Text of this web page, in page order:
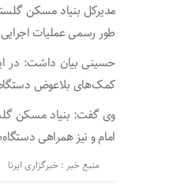
مدیرکل بنیاد مسکن
طور رسمی عملیات اجرایی ۴۲ واحد در قالب ۲۱ بلوک ۲ واحدی شروع شد و تا پایان سال آینده تحویل متقاضیان می‌شود.
کمک‌های بلاعوض
امام و نیز همراهی
منبع خبر : خبرگزاری ایرنا